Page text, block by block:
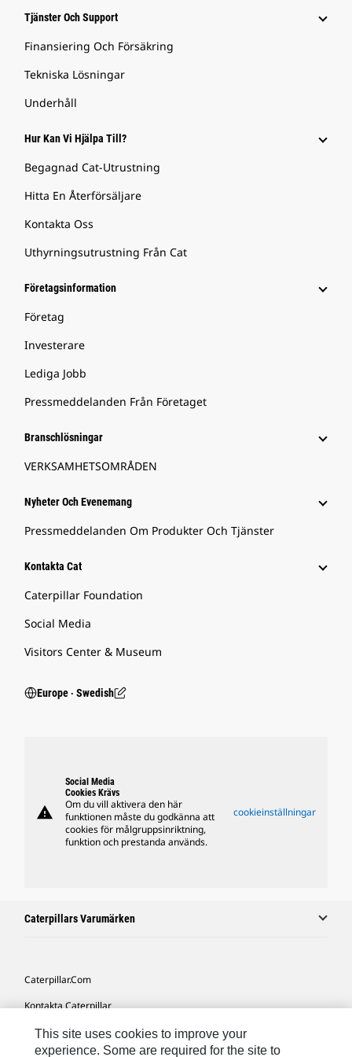
Tjänster Och Support
Finansiering Och Försäkring
Tekniska Lösningar
Underhåll
Hur Kan Vi Hjälpa Till?
Begagnad Cat-Utrustning
Hitta En Återförsäljare
Kontakta Oss
Uthyrningsutrustning Från Cat
Företagsinformation
Företag
Investerare
Lediga Jobb
Pressmeddelanden Från Företaget
Branschlösningar
VERKSAMHETSOMRÅDEN
Nyheter Och Evenemang
Pressmeddelanden Om Produkter Och Tjänster
Kontakta Cat
Caterpillar Foundation
Social Media
Visitors Center & Museum
Europe ‧ Swedish
warning
Social Media
Cookies Krävs
Om du vill aktivera den här
funktionen måste du godkänna att
cookies för målgruppsinriktning,
funktion och prestanda används.
cookieinställningar
Caterpillars Varumärken
Caterpillar.com
Kontakta Caterpillar
Mina Marknadsföringspreferenser
This site uses cookies to improve your
experience. Some are required for the site to